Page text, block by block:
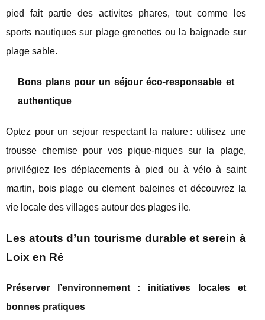
pied fait partie des activites phares, tout comme les
sports nautiques sur plage grenettes ou la baignade sur
plage sable.
Bons plans pour un séjour éco-responsable et
authentique
Optez pour un sejour respectant la nature : utilisez une
trousse chemise pour vos pique-niques sur la plage,
privilégiez les déplacements à pied ou à vélo à saint
martin, bois plage ou clement baleines et découvrez la
vie locale des villages autour des plages ile.
Les atouts d’un tourisme durable et serein à
Loix en Ré
Préserver l’environnement : initiatives locales et
bonnes pratiques